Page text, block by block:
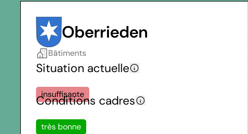
Oberrieden
Bâtiments
Situation actuelle
insuffisante
Conditions cadres
très bonne